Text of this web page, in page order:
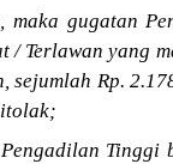
gugatan
Terlawan yang
Rp.
Tinggi